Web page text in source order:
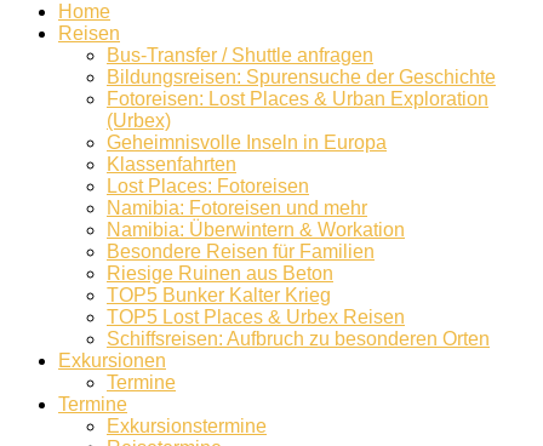
Home
Reisen
Bus-Transfer / Shuttle anfragen
Bildungsreisen: Spurensuche der Geschichte
Fotoreisen: Lost Places & Urban Exploration
(Urbex)
Geheimnisvolle Inseln in Europa
Klassenfahrten
Lost Places: Fotoreisen
Namibia: Fotoreisen und mehr
Namibia: Überwintern & Workation
Besondere Reisen für Familien
Riesige Ruinen aus Beton
TOP5 Bunker Kalter Krieg
TOP5 Lost Places & Urbex Reisen
Schiffsreisen: Aufbruch zu besonderen Orten
Exkursionen
Termine
Termine
Exkursionstermine